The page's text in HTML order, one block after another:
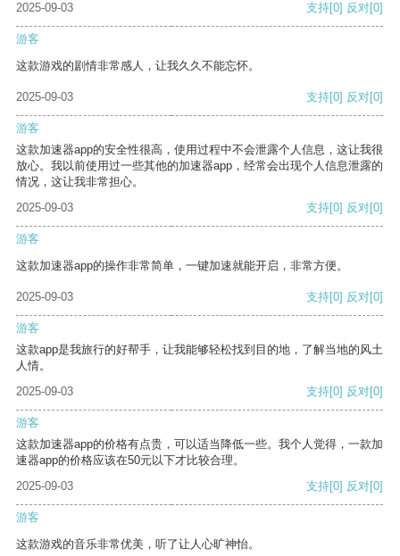
2025-09-03 支持[0] 反对[0]
游客
这款游戏的剧情非常感人，让我久久不能忘怀。
2025-09-03 支持[0] 反对[0]
游客
这款加速器app的安全性很高，使用过程中不会泄露个人信息，这让我很
放心。我以前使用过一些其他的加速器app，经常会出现个人信息泄露的
情况，这让我非常担心。
2025-09-03
支持[0] 反对[0]
游客
这款加速器app的操作非常简单，一键加速就能开启，非常方便。
2025-09-03 支持[0] 反对[0]
游客
这款app是我旅行的好帮手，让我能够轻松找到目的地，了解当地的风土
人情。
2025-09-03
支持[0] 反对[0]
游客
这款加速器app的价格有点贵，可以适当降低一些。我个人觉得，一款加
速器app的价格应该在50元以下才比较合理。
2025-09-03
支持[0] 反对[0]
游客
这款游戏的音乐非常优美，听了让人心旷神怡。